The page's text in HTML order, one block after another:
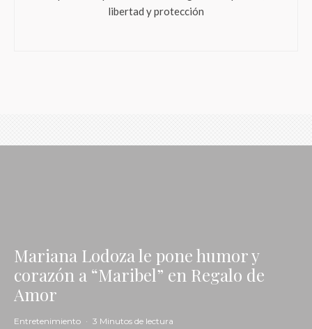
libertad y protección
Mariana Lodoza le pone humor y
corazón a “Maribel” en Regalo de
Amor
Entretenimiento · 3 Minutos de lectura